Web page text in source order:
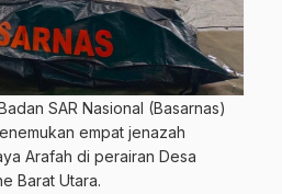
SAR Nasional (Basarnas)
empat jenazah
Arafah di perairan Desa
Barat Utara.